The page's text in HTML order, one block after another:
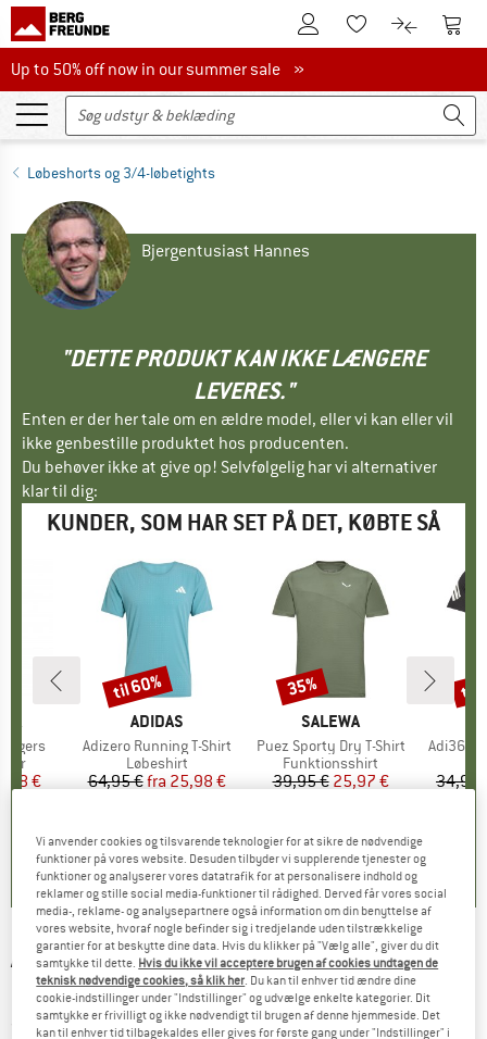
Til kundekontoenTil huskesedlen.
Til Til
Up to 50% off now in our summer sale
Up to 50% off now in our summer sale »
Løbeshorts og 3/4-løbetights
Bjergentusiast Hannes
"DETTE PRODUKT KAN IKKE LÆNGERE
LEVERES."
Enten er der her tale om en ældre model, eller vi kan eller vil
ikke genbestille produktet hos producenten.
Du behøver ikke at give op! Selvfølgelig har vi alternativer
klar til dig:
KUNDER, SOM HAR SET PÅ DET, KØBTE SÅ
pris
€
)
MÆRKE
ADIDAS
Artikel
Adizero Running T-Shirt
Produktgruppe
Løbeshirt
Pris
64,95 € Nedsat pris
fra 25,98 €
0,0(0)
Rabat
til 60%
MÆRKE
SALEWA
Artikel
Puez Sporty Dry T-Shirt
Produktgruppe
Funktionsshirt
Pris
39,95 € Nedsat pris
25,97 €
4,6(27)
Rabat
35%
Artikel
Adi365
34,95
til
ADIDAS - Own The Run Melange T-Shirt -
Løbeshirt
(0)
Vi anvender cookies og tilsvarende teknologier for at sikre de nødvendige
funktioner på vores website. Desuden tilbyder vi supplerende tjenester og
funktioner og analyserer vores datatrafik for at personalisere indhold og
reklamer og stille social media-funktioner til rådighed. Derved får vores social
media-, reklame- og analysepartnere også information om din benyttelse af
vores website, hvoraf nogle befinder sig i tredjelande uden tilstrækkelige
garantier for at beskytte dine data. Hvis du klikker på "Vælg alle", giver du dit
samtykke til dette. Hvis du ikke vil acceptere brugen af cookies undtagen de
teknisk nødvendige cookies, så klik her . Du kan til enhver tid ændre dine
cookie-indstillinger under "Indstillinger" og udvælge enkelte kategorier. Dit
samtykke er frivilligt og ikke nødvendigt til brugen af denne hjemmeside. Det
kan til enhver tid tilbagekaldes eller gives for første gang under "Indstillinger" i